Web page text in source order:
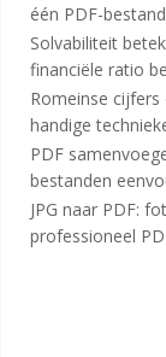
één PDF-bestand
Solvabiliteit
financiële ratio
Romeinse
handige
PDF
bestanden
JPG naar PDF:
professioneel